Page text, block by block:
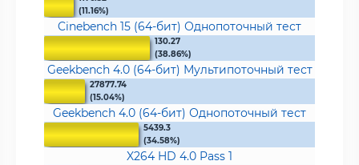
(11.16%)
Cinebench 15 (64-бит) Однопоточный тест
130.27
(38.86%)
Geekbench 4.0 (64-бит) Мультипоточный тест
27877.74
(15.04%)
Geekbench 4.0 (64-бит) Однопоточный тест
5439.3
(34.58%)
X264 HD 4.0 Pass 1